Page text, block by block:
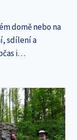
domě nebo na
sdílení a
i…